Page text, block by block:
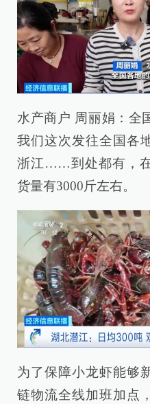
水产商户 周丽娟：全
我们这次发往全国各
浙江……到处都有，
货量有3000斤左右。
为了保障小龙虾能够
链物流全线加班加点